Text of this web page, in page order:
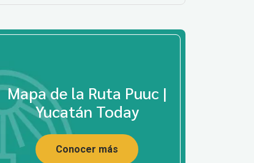
Mapa de la Ruta Puuc |
Yucatán Today
Conocer más